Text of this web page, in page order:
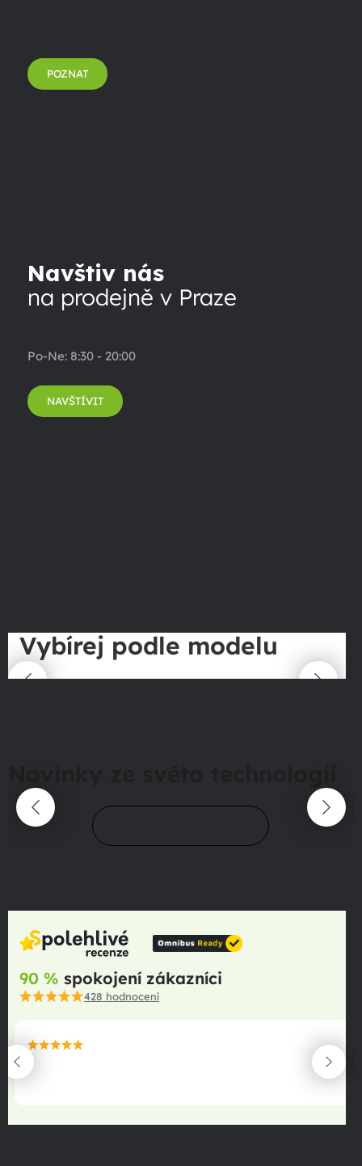
POZNAT
Navštiv nás
na prodejně v Praze
Po-Ne: 8:30 - 20:00
NAVŠTÍVIT
Vybírej podle modelu
90 % spokojení zákazníci
428 hodnocení
maximální spokojenost
22.06.2025